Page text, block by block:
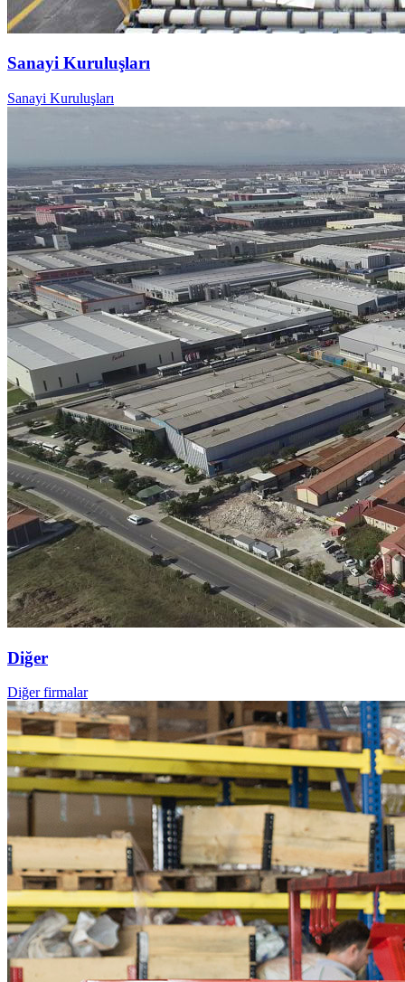
Sanayi Kuruluşları
Sanayi Kuruluşları
Diğer
Diğer firmalar